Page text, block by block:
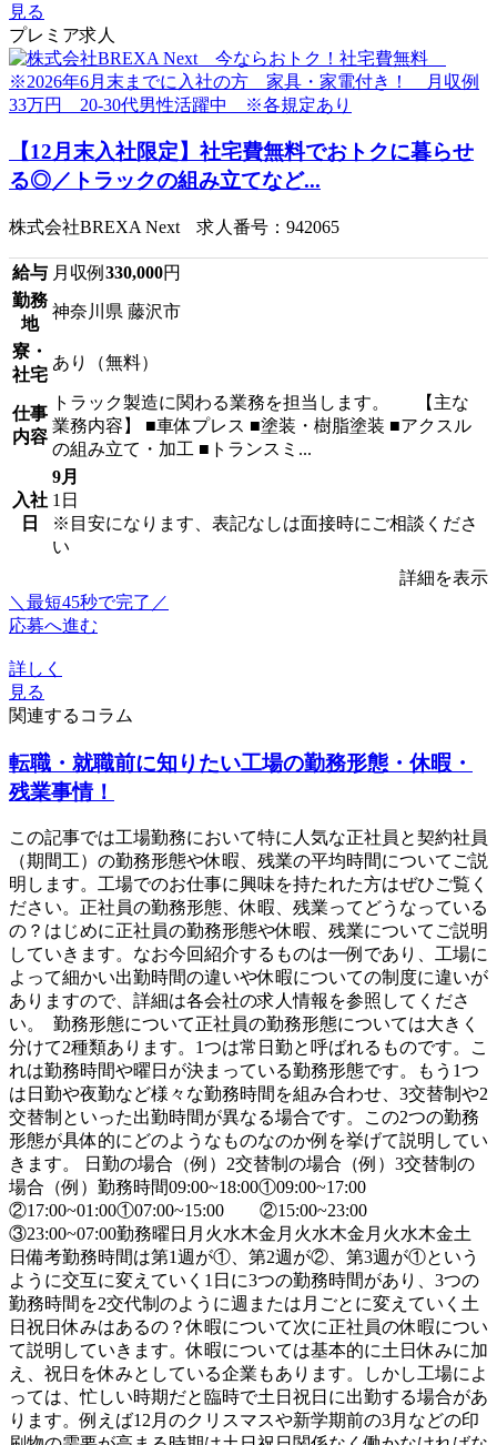
見る
プレミア求人
【12月末入社限定】社宅費無料でおトクに暮らせ
る◎／トラックの組み立てなど...
株式会社BREXA Next 求人番号：942065
給与 月収例 330,000円
勤務
地
神奈川県 藤沢市
寮・
社宅
あり（無料）
仕事
内容
トラック製造に関わる業務を担当します。 【主な
業務内容】 ■車体プレス ■塗装・樹脂塗装 ■アクスル
の組み立て・加工 ■トランスミ...
入社
日
9月
1日
※目安になります、表記なしは面接時にご相談くださ
い
詳細を表示
＼最短45秒で完了／
応募へ進む
詳しく
見る
関連するコラム
転職・就職前に知りたい工場の勤務形態・休暇・
残業事情！
この記事では工場勤務において特に人気な正社員と契約社員
（期間工）の勤務形態や休暇、残業の平均時間についてご説
明します。工場でのお仕事に興味を持たれた方はぜひご覧く
ださい。正社員の勤務形態、休暇、残業ってどうなっている
の？はじめに正社員の勤務形態や休暇、残業についてご説明
していきます。なお今回紹介するものは一例であり、工場に
よって細かい出勤時間の違いや休暇についての制度に違いが
ありますので、詳細は各会社の求人情報を参照してくださ
い。 勤務形態について正社員の勤務形態については大きく
分けて2種類あります。1つは常日勤と呼ばれるものです。こ
れは勤務時間や曜日が決まっている勤務形態です。もう1つ
は日勤や夜勤など様々な勤務時間を組み合わせ、3交替制や2
交替制といった出勤時間が異なる場合です。この2つの勤務
形態が具体的にどのようなものなのか例を挙げて説明してい
きます。 日勤の場合（例）2交替制の場合（例）3交替制の
場合（例）勤務時間09:00~18:00①09:00~17:00
②17:00~01:00①07:00~15:00 ②15:00~23:00
③23:00~07:00勤務曜日月火水木金月火水木金月火水木金土
日備考勤務時間は第1週が①、第2週が②、第3週が①という
ように交互に変えていく1日に3つの勤務時間があり、3つの
勤務時間を2交代制のように週または月ごとに変えていく土
日祝日休みはあるの？休暇について次に正社員の休暇につい
て説明していきます。休暇については基本的に土日休みに加
え、祝日を休みとしている企業もあります。しかし工場によ
っては、忙しい時期だと臨時で土日祝日に出勤する場合があ
ります。例えば12月のクリスマスや新学期前の3月などの印